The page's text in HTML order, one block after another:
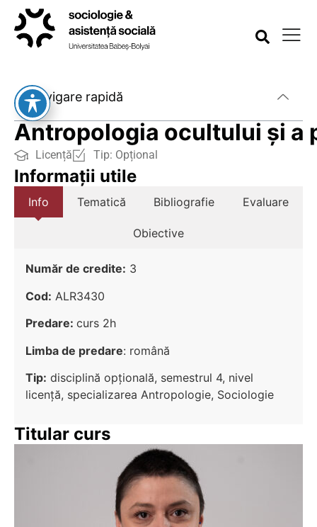
Antropologia ocultului și a
Licență Tip: Opțional
Informații utile
Info Tematică Bibliografie Evaluare
Obiective
Număr de credite: 3
Cod: ALR3430
Predare: curs 2h
Limba de predare: română
Tip: disciplină opțională, semestrul 4, nivel
licenţă, specializarea Antropologie, Sociologie
Titular curs
Navigare rapidă